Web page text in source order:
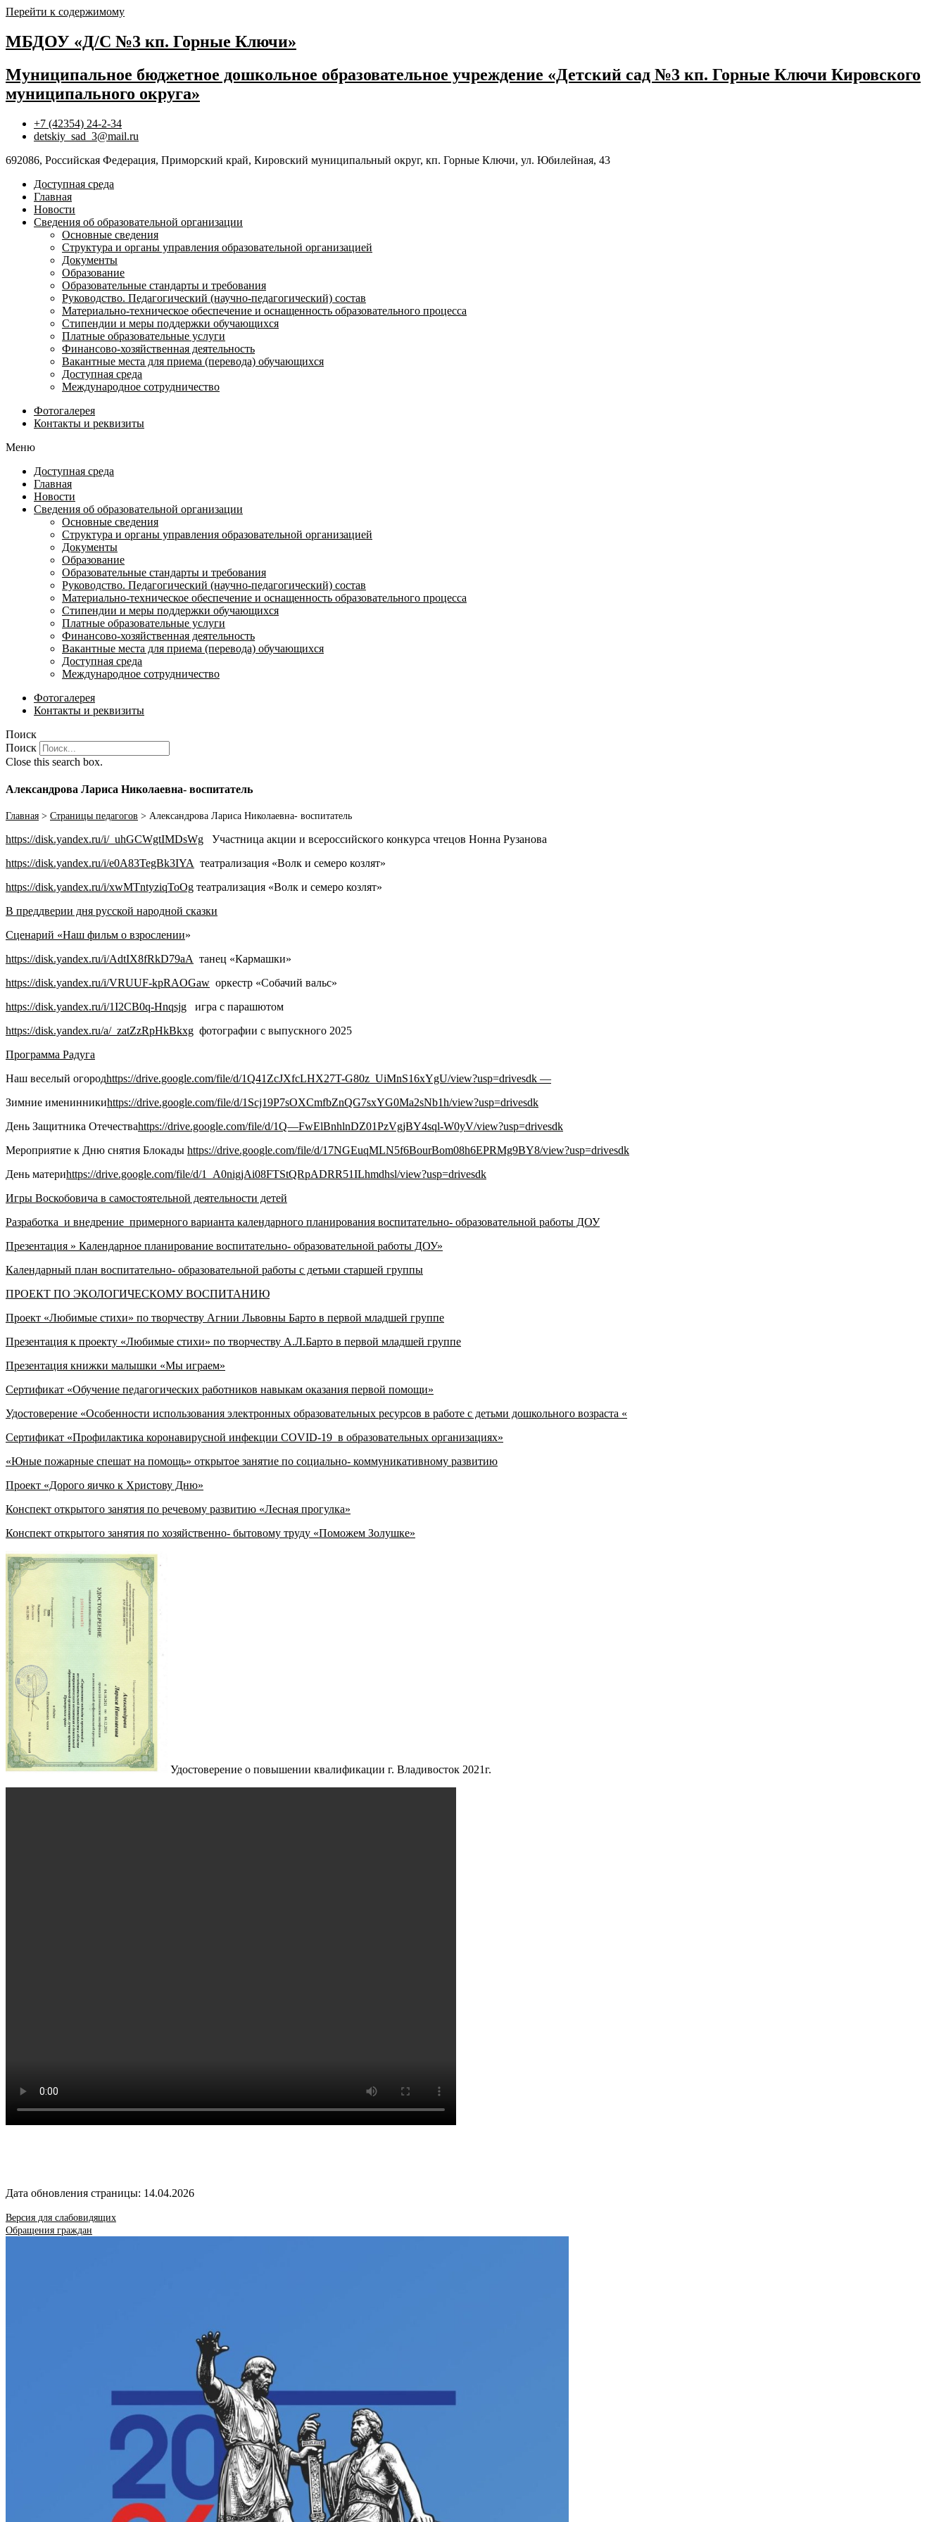
Перейти к содержимому
МБДОУ «Д/С №3 кп. Горные Ключи»
Муниципальное бюджетное дошкольное образовательное учреждение «Детский сад №3 кп. Горные Ключи Кировского
муниципального округа»
+7 (42354) 24-2-34
detskiy_sad_3@mail.ru
692086, Российская Федерация, Приморский край, Кировский муниципальный округ, кп. Горные Ключи, ул. Юбилейная, 43
Доступная среда
Главная
Новости
Сведения об образовательной организации
Основные сведения
Структура и органы управления образовательной организацией
Документы
Образование
Образовательные стандарты и требования
Руководство. Педагогический (научно-педагогический) состав
Материально-техническое обеспечение и оснащенность образовательного процесса
Стипендии и меры поддержки обучающихся
Платные образовательные услуги
Финансово-хозяйственная деятельность
Вакантные места для приема (перевода) обучающихся
Доступная среда
Международное сотрудничество
Фотогалерея
Контакты и реквизиты
Меню
Доступная среда
Главная
Новости
Сведения об образовательной организации
Основные сведения
Структура и органы управления образовательной организацией
Документы
Образование
Образовательные стандарты и требования
Руководство. Педагогический (научно-педагогический) состав
Материально-техническое обеспечение и оснащенность образовательного процесса
Стипендии и меры поддержки обучающихся
Платные образовательные услуги
Финансово-хозяйственная деятельность
Вакантные места для приема (перевода) обучающихся
Доступная среда
Международное сотрудничество
Фотогалерея
Контакты и реквизиты
Поиск
Поиск
Close this search box.
Александрова Лариса Николаевна- воспитатель
Главная > Страницы педагогов > Александрова Лариса Николаевна- воспитатель
https://disk.yandex.ru/i/_uhGCWgtIMDsWg Участница акции и всероссийского конкурса чтецов Нонна Рузанова
https://disk.yandex.ru/i/e0A83TegBk3IYA театрализация «Волк и семеро козлят»
https://disk.yandex.ru/i/xwMTntyziqToOg театрализация «Волк и семеро козлят»
В преддверии дня русской народной сказки
Сценарий «Наш фильм о взрослении»
https://disk.yandex.ru/i/AdtIX8fRkD79aA танец «Кармашки»
https://disk.yandex.ru/i/VRUUF-kpRAOGaw оркестр «Собачий вальс»
https://disk.yandex.ru/i/1I2CB0q-Hnqsjg игра с парашютом
https://disk.yandex.ru/a/_zatZzRpHkBkxg фотографии с выпускного 2025
Программа Радуга
Наш веселый огородhttps://drive.google.com/file/d/1Q41ZcJXfcLHX27T-G80z_UiMnS16xYgU/view?usp=drivesdk —
Зимние именинникиhttps://drive.google.com/file/d/1Scj19P7sOXCmfbZnQG7sxYG0Ma2sNb1h/view?usp=drivesdk
День Защитника Отечестваhttps://drive.google.com/file/d/1Q—FwElBnhlnDZ01PzVgjBY4sql-W0yV/view?usp=drivesdk
Мероприятие к Дню снятия Блокады https://drive.google.com/file/d/17NGEuqMLN5f6BourBom08h6EPRMg9BY8/view?usp=drivesdk
День материhttps://drive.google.com/file/d/1_A0nigjAi08FTStQRpADRR51ILhmdhsl/view?usp=drivesdk
Игры Воскобовича в самостоятельной деятельности детей
Разработка и внедрение примерного варианта календарного планирования воспитательно- образовательной работы ДОУ
Презентация » Календарное планирование воспитательно- образовательной работы ДОУ»
Календарный план воспитательно- образовательной работы с детьми старшей группы
ПРОЕКТ ПО ЭКОЛОГИЧЕСКОМУ ВОСПИТАНИЮ
Проект «Любимые стихи» по творчеству Агнии Львовны Барто в первой младшей группе
Презентация к проекту «Любимые стихи» по творчеству А.Л.Барто в первой младшей группе
Презентация книжки малышки «Мы играем»
Сертификат «Обучение педагогических работников навыкам оказания первой помощи»
Удостоверение «Особенности использования электронных образовательных ресурсов в работе с детьми дошкольного возраста «
Сертификат «Профилактика коронавирусной инфекции COVID-19 в образовательных организациях»
«Юные пожарные спешат на помощь» открытое занятие по социально- коммуникативному развитию
Проект «Дорого яичко к Христову Дню»
Конспект открытого занятия по речевому развитию «Лесная прогулка»
Конспект открытого занятия по хозяйственно- бытовому труду «Поможем Золушке»
Удостоверение о повышении квалификации г. Владивосток 2021г.
Дата обновления страницы: 14.04.2026
Версия для слабовидящих
Обращения граждан